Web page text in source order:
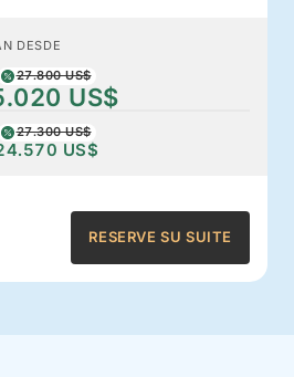
DESDE
27.800 US$
US$
27.300 US$
US$
RESERVE SU SUITE